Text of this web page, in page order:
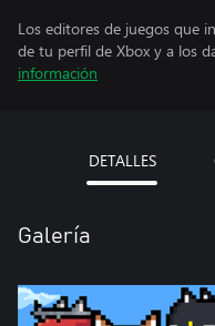
Los editores de juegos que
de tu perfil de Xbox y a los
información
DETALLES
Galería